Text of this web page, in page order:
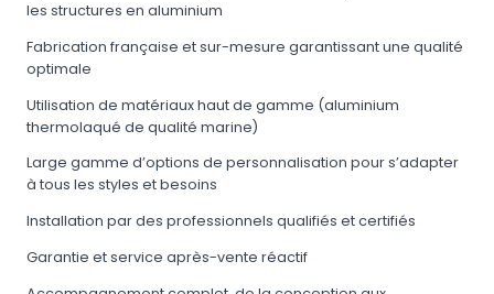
les structures en aluminium
Fabrication française et sur-mesure garantissant une qualité
optimale
Utilisation de matériaux haut de gamme (aluminium
thermolaqué de qualité marine)
Large gamme d’options de personnalisation pour s’adapter
à tous les styles et besoins
Installation par des professionnels qualifiés et certifiés
Garantie et service après-vente réactif